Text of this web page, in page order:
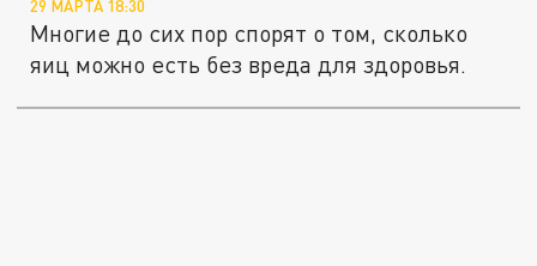
29 МАРТА 18:30
Многие до сих пор спорят о том, сколько
яиц можно есть без вреда для здоровья.